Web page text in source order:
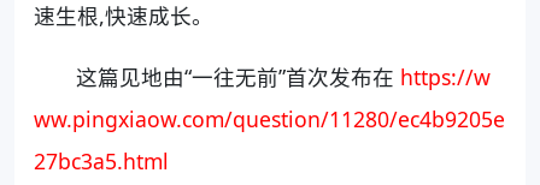
速生根,快速成长。
这篇见地由“一往无前”首次发布在 https://w
ww.pingxiaow.com/question/11280/ec4b9205e
27bc3a5.html